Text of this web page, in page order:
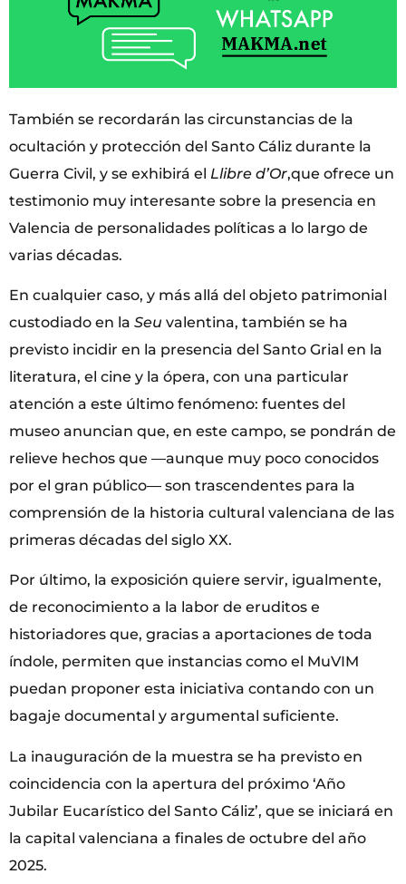
También se recordarán las circunstancias de la
ocultación y protección del Santo Cáliz durante la
Guerra Civil, y se exhibirá el Llibre d’Or,que ofrece un
testimonio muy interesante sobre la presencia en
Valencia de personalidades políticas a lo largo de
varias décadas.
En cualquier caso, y más allá del objeto patrimonial
custodiado en la Seu valentina, también se ha
previsto incidir en la presencia del Santo Grial en la
literatura, el cine y la ópera, con una particular
atención a este último fenómeno: fuentes del
museo anuncian que, en este campo, se pondrán de
relieve hechos que ―aunque muy poco conocidos
por el gran público― son trascendentes para la
comprensión de la historia cultural valenciana de las
primeras décadas del siglo XX.
Por último, la exposición quiere servir, igualmente,
de reconocimiento a la labor de eruditos e
historiadores que, gracias a aportaciones de toda
índole, permiten que instancias como el MuVIM
puedan proponer esta iniciativa contando con un
bagaje documental y argumental suficiente.
La inauguración de la muestra se ha previsto en
coincidencia con la apertura del próximo ‘Año
Jubilar Eucarístico del Santo Cáliz’, que se iniciará en
la capital valenciana a finales de octubre del año
2025.